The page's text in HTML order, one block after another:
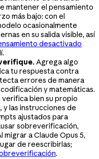
mantener el pensamiento
más bajo: con el
ocasionalmente
en su salida visible, así
desactivado
Agrega algo
tu respuesta contra
errores de manera
y matemáticas.
verifica bien su propio
las instrucciones de
ajustados para
sobreverificación,
a Claude Opus 5,
de reescribirlas;
.